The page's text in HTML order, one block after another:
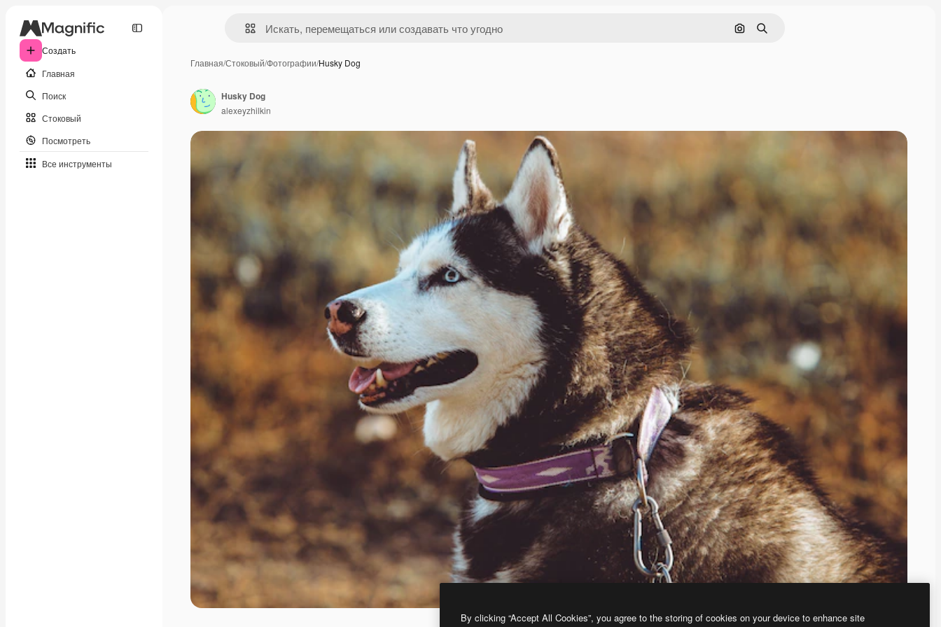
Создать
Главная
Поиск
Стоковый
Посмотреть
Все инструменты
Поиск по изображению
Поиск
Главная/Стоковый/Фотографии/Husky Dog
Husky Dog
alexeyzhilkin
By clicking “Accept All Cookies”, you agree to the storing of cookies on your device to enhance site